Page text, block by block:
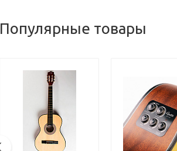
Популярные товары